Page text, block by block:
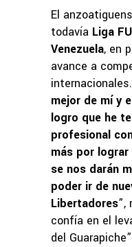
El
todavía Liga
Venezuela, en
avance a
mejor de mí y
logro que he
profesional
más por
se nos darán
poder ir de
Libertadores”,
confía en el
del